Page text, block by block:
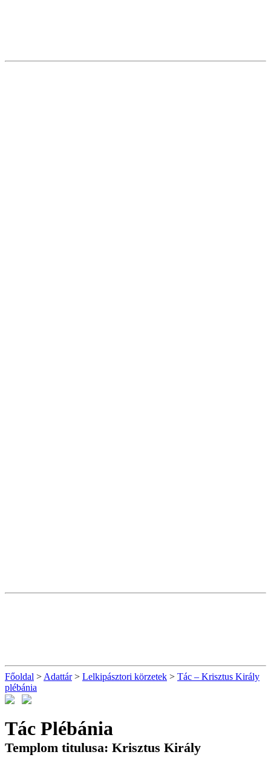
Főoldal > Adattár> Lelkipásztori körzetek > Tác – Krisztus Király
plébánia
Tác Plébánia
Templom titulusa: Krisztus Király